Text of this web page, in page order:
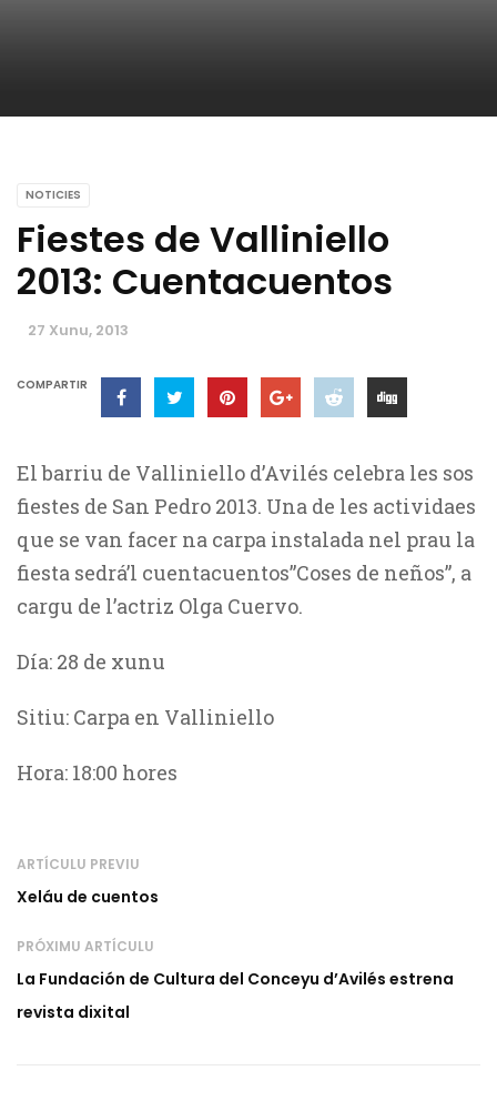
NOTICIES
Fiestes de Valliniello
2013: Cuentacuentos
27 Xunu, 2013
COMPARTIR
El barriu de Valliniello d’Avilés celebra les sos
fiestes de San Pedro 2013. Una de les actividaes
que se van facer na carpa instalada nel prau la
fiesta sedrá’l cuentacuentos”Coses de neños”, a
cargu de l’actriz Olga Cuervo.
Día: 28 de xunu
Sitiu: Carpa en Valliniello
Hora: 18:00 hores
ARTÍCULU PREVIU
Xeláu de cuentos
PRÓXIMU ARTÍCULU
La Fundación de Cultura del Conceyu d’Avilés estrena
revista dixital